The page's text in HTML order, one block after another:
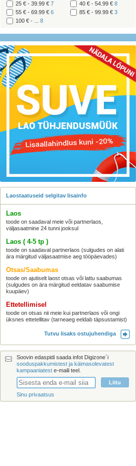
25 € - 39.99 € 7 40 € - 54.99 € 8
55 € - 69.99 € 6 85 € - 99.99 € 3
100 € - ...
8
Laostaatuseid selgitav lisainfo
Laos
toode on saadaval meie või partnerlaos,
väljasaatmine 24 tunni jooksul
Laos ( 4-5 tp )
toode on saadaval partnerlaos (sulgudes on alati
ära märgitud väljasaatmise aeg tööpäevades)
Otsas/Saabumas
toode on ajutiselt laost otsas või lattu saabumas
(sulgudes on ära märgitud eeldatav saabumise
kuupäev)
Ettetellimisel
toode on otsas nii meie kui partnerlaos või ongi
üksnes ettetellitav (tarneaeg eeldab täpsustamist)
Tutvu lisaks ostujuhendiga
Soovin edaspidi saada infot Digizone´i
sooduspakkumistest ja käimasolevatest
kampaaniatest e-maili teel.
Sinu privaatsus